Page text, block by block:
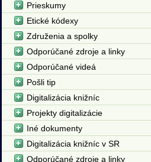
Prieskumy
Etické kódexy
Združenia a spolky
Odporúčané zdroje a linky
Odporúčané videá
Pošli tip
Digitalizácia knižníc
Projekty digitalizácie
Iné dokumenty
Digitalizácia knižníc v SR
Odporúčané zdroje a linky